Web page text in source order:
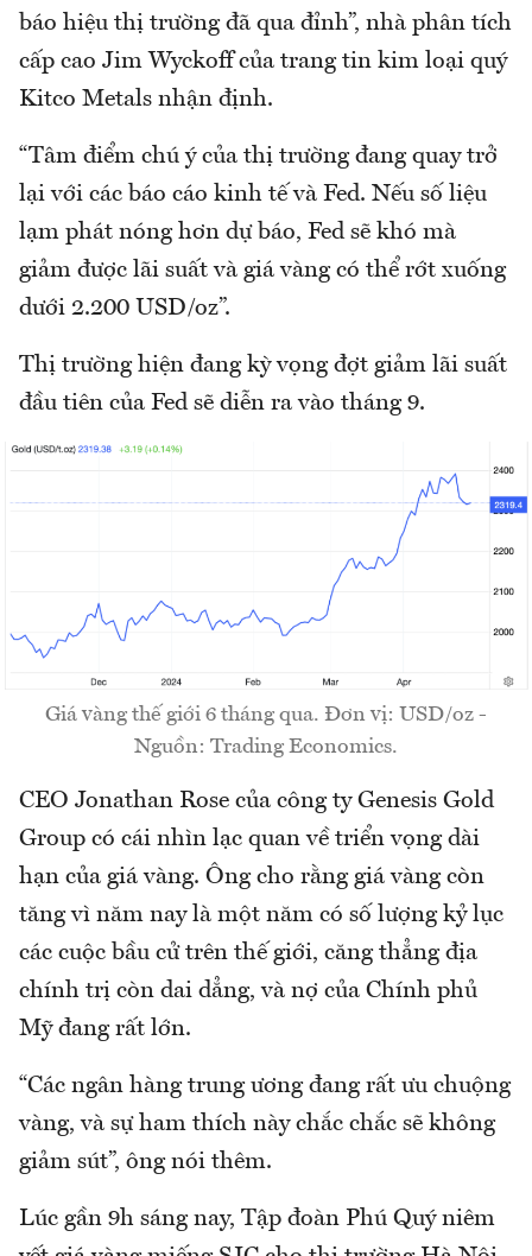
báo hiệu thị trường đã qua đỉnh”, nhà phân tích
cấp cao Jim Wyckoff của trang tin kim loại quý
Kitco Metals nhận định.
“Tâm điểm chú ý của thị trường đang quay trở
lại với các báo cáo kinh tế và Fed. Nếu số liệu
lạm phát nóng hơn dự báo, Fed sẽ khó mà
giảm được lãi suất và giá vàng có thể rớt xuống
dưới 2.200 USD/oz”.
Thị trường hiện đang kỳ vọng đợt giảm lãi suất
đầu tiên của Fed sẽ diễn ra vào tháng 9.
Giá vàng thế giới 6 tháng qua. Đơn vị: USD/oz -
Nguồn: Trading Economics.
CEO Jonathan Rose của công ty Genesis Gold
Group có cái nhìn lạc quan về triển vọng dài
hạn của giá vàng. Ông cho rằng giá vàng còn
tăng vì năm nay là một năm có số lượng kỷ lục
các cuộc bầu cử trên thế giới, căng thẳng địa
chính trị còn dai dẳng, và nợ của Chính phủ
Mỹ đang rất lớn.
“Các ngân hàng trung ương đang rất ưu chuộng
vàng, và sự ham thích này chắc chắc sẽ không
giảm sút”, ông nói thêm.
Lúc gần 9h sáng nay, Tập đoàn Phú Quý niêm